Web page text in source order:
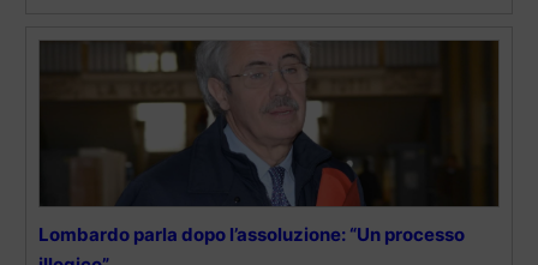
Lombardo parla dopo l’assoluzione: “Un processo